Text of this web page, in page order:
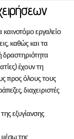
καινοτόμο εργαλείο
καθώς και τα
έχουν τη
προς όλους τους
διαχειριστές
εξυγίανσης
μέσω της